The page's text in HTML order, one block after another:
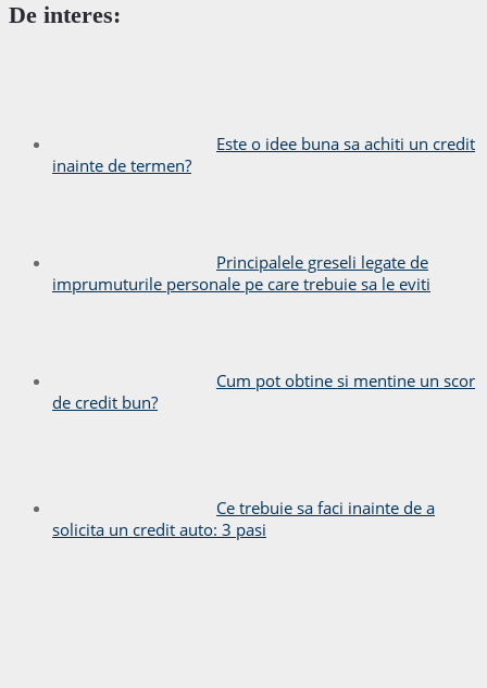
De interes:
Este o idee buna sa achiti un credit
inainte de termen?
Principalele greseli legate de
imprumuturile personale pe care trebuie sa le eviti
Cum pot obtine si mentine un scor
de credit bun?
Ce trebuie sa faci inainte de a
solicita un credit auto: 3 pasi